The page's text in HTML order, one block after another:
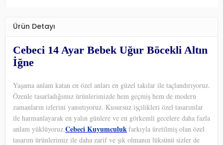
Ürün Detayı
Cebeci 14 Ayar Bebek Uğur Böcekli Altın
İğne
Yaşama anlam katan en özel anları en güzel takılar ile taçlandırıyoruz.
Özenle tasarladığımız ürünlerimizde hem geçmiş hem de modern
zamanların izlerini yansıtıyoruz. Kusursuz işçilikleri özel tasarımlar
ile harmanlayarak en yalın günlere ve en görkemli gecelere daha fazla
anlam yüklüyoruz.Cebeci Kuyumculukfarkıyla üretilmiş olan özel
tasarım ürünlerimiz ile daha zarif ve şık olmanın lüksünü sizler de